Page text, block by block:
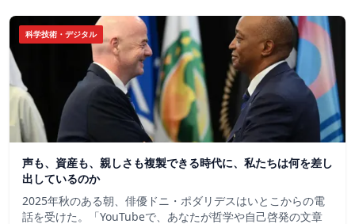
科学技術・デジタル
声も、資産も、親しさも複製できる時代に、私たちは何を差し
出しているのか
2025年秋のある朝、俳優ドニ・ポダリデスはいとこからの電
話を受けた。「YouTubeで、あなたが哲学や自己啓発の文章